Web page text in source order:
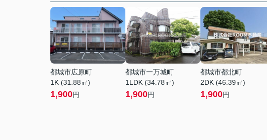
都城市広原町
1K (31.88㎡)
1,900円
都城市一万城町
1LDK (34.78㎡)
1,900円
都城市都北町
2DK (46.39㎡)
1,900円